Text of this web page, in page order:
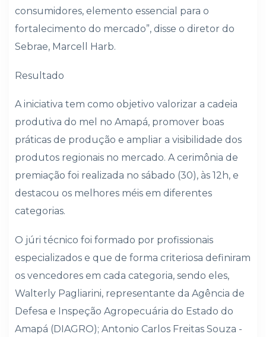
consumidores, elemento essencial para o
fortalecimento do mercado”, disse o diretor do
Sebrae, Marcell Harb.
Resultado
A iniciativa tem como objetivo valorizar a cadeia
produtiva do mel no Amapá, promover boas
práticas de produção e ampliar a visibilidade dos
produtos regionais no mercado. A cerimônia de
premiação foi realizada no sábado (30), às 12h, e
destacou os melhores méis em diferentes
categorias.
O júri técnico foi formado por profissionais
especializados e que de forma criteriosa definiram
os vencedores em cada categoria, sendo eles,
Walterly Pagliarini, representante da Agência de
Defesa e Inspeção Agropecuária do Estado do
Amapá (DIAGRO); Antonio Carlos Freitas Souza -